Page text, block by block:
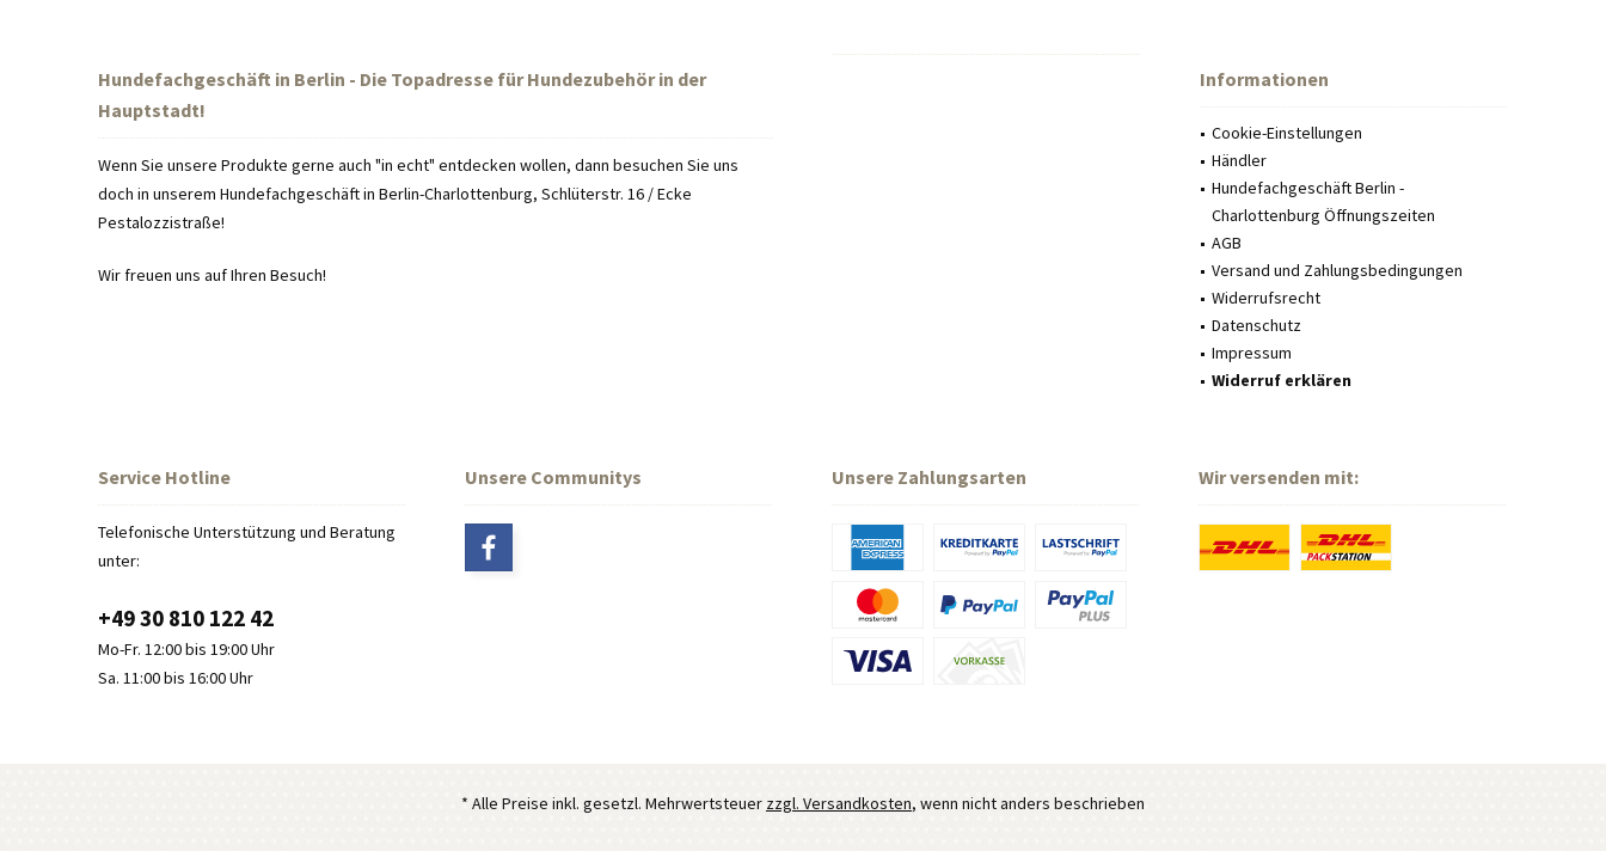
Hundefachgeschäft in Berlin - Die Topadresse für Hundezubehör in der
Hauptstadt!
Wenn Sie unsere Produkte gerne auch "in echt" entdecken wollen, dann besuchen Sie uns
doch in unserem Hundefachgeschäft in Berlin-Charlottenburg, Schlüterstr. 16 / Ecke
Pestalozzistraße!
Wir freuen uns auf Ihren Besuch!
Informationen
Cookie-Einstellungen
Händler
Hundefachgeschäft Berlin -
Charlottenburg Öffnungszeiten
AGB
Versand und Zahlungsbedingungen
Widerrufsrecht
Datenschutz
Impressum
Widerruf erklären
Service Hotline
Telefonische Unterstützung und Beratung
unter:
+49 30 810 122 42
Mo-Fr. 12:00 bis 19:00 Uhr
Sa. 11:00 bis 16:00 Uhr
Unsere Communitys Unsere Zahlungsarten Wir versenden mit:
* Alle Preise inkl. gesetzl. Mehrwertsteuer zzgl. Versandkosten, wenn nicht anders beschrieben